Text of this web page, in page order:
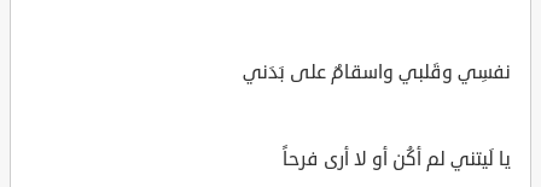
نفسِي وقَلبي واسقامٌ على بَدَني
يا لَيتني لم أكُن أو لا أرى فرحاً